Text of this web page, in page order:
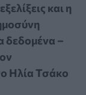
και η
δεδομένα –
Ηλία Τσάκο